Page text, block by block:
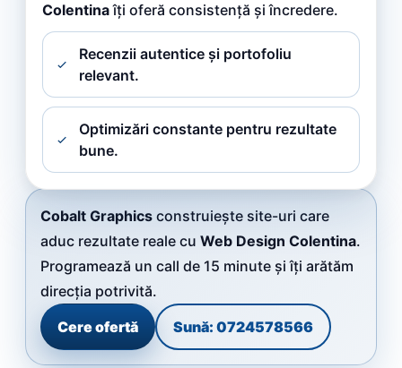
Colentinaîți oferă consistență și încredere.
Recenzii autentice și portofoliu
relevant.
Optimizări constante pentru rezultate
bune.
Cobalt Graphics construiește site-uri care
aduc rezultate reale cu Web Design Colentina.
Programează un call de 15 minute și îți arătăm
direcția potrivită.
Cere ofertă
Sună: 0724578566